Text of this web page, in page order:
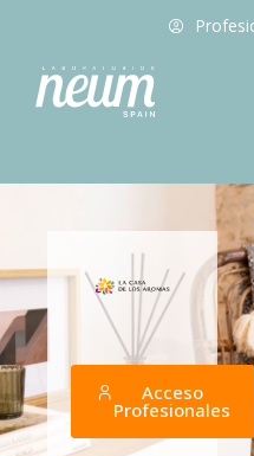
Acceso
Profesionales